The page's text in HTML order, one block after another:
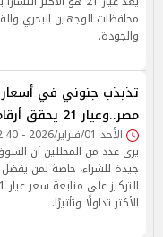
محافظات الوجهين البحري
والجودة.
تذبذب جنوني في
مصر..وعيار 21 يحقق أرقام قياسية
الأحد 01/فبراير/2026 - 02:40 م
يرى عدد من المحللين أن
جيدة للشراء، خاصة لمن يفضل
الأكثر تداولًا وتأثيرًا.